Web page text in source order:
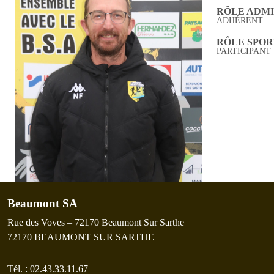
RÔLE
ADHÉRENT
RÔLE
PARTICIPANT
Beaumont SA
Rue des Voves – 72170 Beaumont Sur Sarthe
72170 BEAUMONT SUR SARTHE
Tél. : 02.43.33.11.67